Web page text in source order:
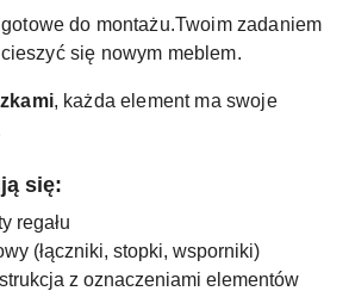
do montażu.Twoim zadaniem
się nowym meblem.
, każda element ma swoje
się:
regału
(łączniki, stopki, wsporniki)
z oznaczeniami elementów